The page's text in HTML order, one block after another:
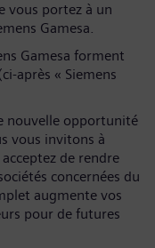
vous portez à un
Gamesa.
Gamesa forment
après « Siemens
nouvelle opportunité
vous invitons à
de rendre
concernées du
augmente vos
pour de futures